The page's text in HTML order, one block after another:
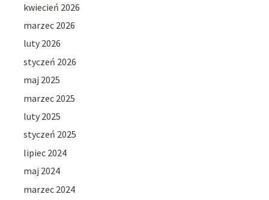
kwiecień 2026
marzec 2026
luty 2026
styczeń 2026
maj 2025
marzec 2025
luty 2025
styczeń 2025
lipiec 2024
maj 2024
marzec 2024